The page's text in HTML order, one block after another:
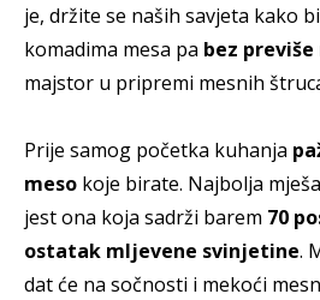
je, držite se naših savjeta kako
komadima mesa pa bez previše
majstor u pripremi mesnih
Prije samog početka kuhanja
meso koje birate. Najbolja
jest ona koja sadrži barem 70
ostatak mljevene svinjetine.
dat će na sočnosti i mekoći